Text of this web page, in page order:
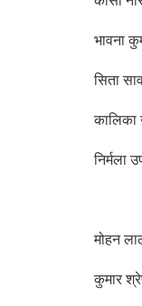
भावना
सिता
कालिका
निर्मला
मोहन
कुमार